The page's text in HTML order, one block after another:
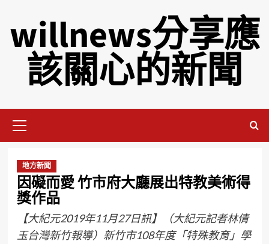
willnews分享應
該關心的新聞
地方新聞
因礙而愛 竹市府大廳展出特教美術得
獎作品
【大紀元2019年11月27日訊】（大紀元記者林倩
玉台灣新竹報導）新竹市108年度「特殊教育」學